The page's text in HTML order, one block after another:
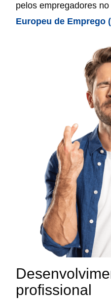
pelos empregadores no
Europeu de Emprego
profissional